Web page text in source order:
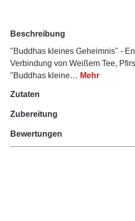
Beschreibung
"Buddhas kleines Geheimnis" -
Verbindung von Weißem Tee,
"Buddhas kleine… Mehr
Zutaten
Zubereitung
Bewertungen